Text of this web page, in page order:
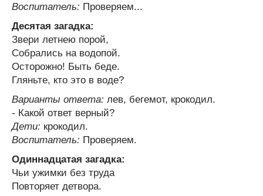
Воспитатель: Проверяем...
Десятая загадка:
Звери летнею порой,
Собрались на водопой.
Осторожно! Быть беде.
Гляньте, кто это в воде?
Варианты ответа: лев, бегемот, крокодил.
- Какой ответ верный?
Дети: крокодил.
Воспитатель: Проверяем.
Одиннадцатая загадка:
Чьи ужимки без труда
Повторяет детвора.